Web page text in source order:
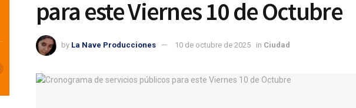
para este Viernes 10 de Octubre
by La Nave Producciones 10 de octubre de 2025 in Ciudad
03:00
9°C 8°C 8°C 8°C 8°C 8°C 8°C